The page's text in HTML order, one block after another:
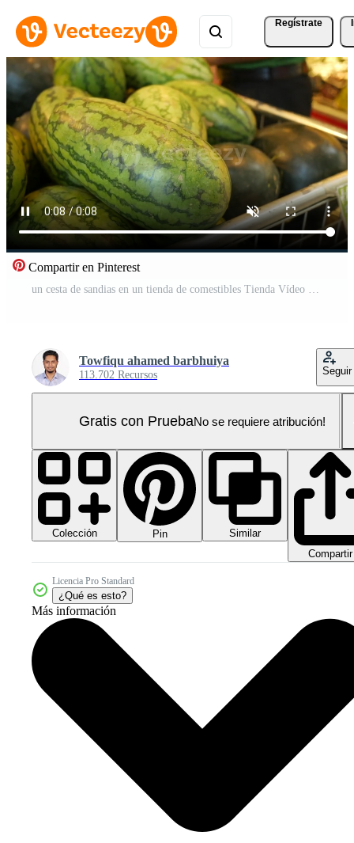
Regístrate
Compartir en Pinterest
un cesta de sandias en un tienda de comestibles Tienda Vídeo Pro
Towfiqu ahamed barbhuiya
113.702 Recursos Seguir
Gratis con PruebaNo se requiere atribución!
Colección Pin
Similar
Compartir
Licencia Pro Standard
¿Qué es esto?
Más información